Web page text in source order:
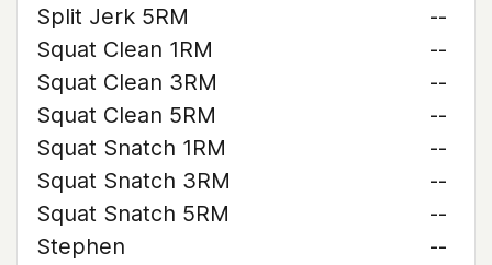
Split Jerk 5RM
--
Squat Clean 1RM
--
Squat Clean 3RM
--
Squat Clean 5RM
--
Squat Snatch 1RM
--
Squat Snatch 3RM
--
Squat Snatch 5RM
--
Stephen
--